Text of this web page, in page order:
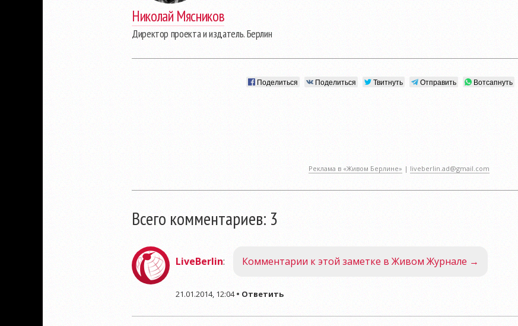
Николай Мясников
Директор проекта и издатель. Берлин
Поделиться Поделиться Твитнуть Отправить Вотсапнуть
Реклама в «Живом Берлине» | liveberlin.ad@gmail.com
Всего комментариев: 3
LiveBerlin: Комментарии к этой заметке в Живом Журнале →
21.01.2014, 12:04 • Ответить